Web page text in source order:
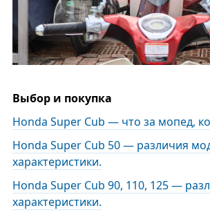
Выбор и покупка
Honda Super Cub — что за мопед,
Honda Super Cub 50 — различия
характеристики.
Honda Super Cub 90, 110, 125 —
характеристики.